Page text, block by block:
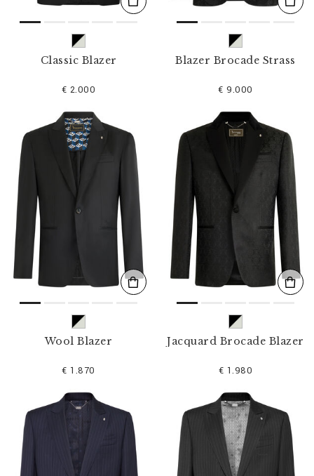
Classic Blazer
€ 2.000
Blazer Brocade Strass
€ 9.000
Wool Blazer
€ 1.870
Jacquard Brocade Blazer
€ 1.980